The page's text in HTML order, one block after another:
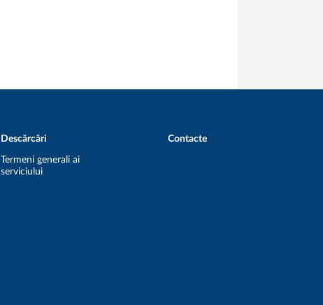
Descărcări
Termeni generali ai
serviciului
Contacte